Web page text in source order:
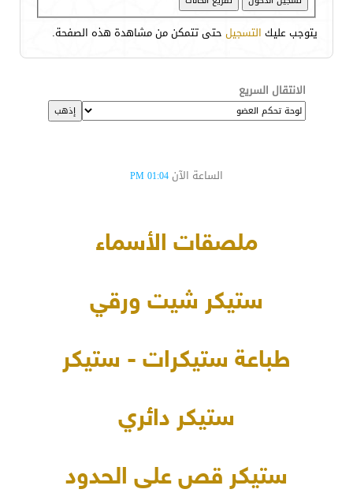
يتوجب عليك التسجيل حتى تتمكن من مشاهدة هذه الصفحة.
الانتقال السريع
الساعة الآن 01:04 PM
ملصقات الأسماء
ستيكر شيت ورقي
طباعة ستيكرات - ستيكر
ستيكر دائري
ستيكر قص على الحدود